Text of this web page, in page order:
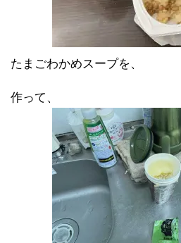
たまごわかめスープを、
作って、